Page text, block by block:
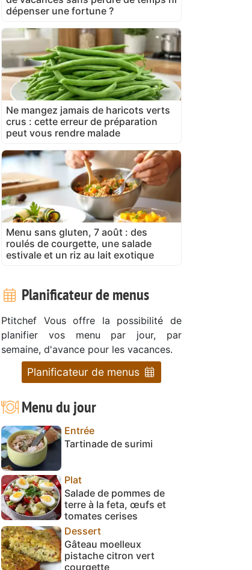
dépenser une fortune ?
Ne mangez jamais de haricots verts
crus : cette erreur de préparation
peut vous rendre malade
Menu sans gluten, 7 août : des
roulés de courgette, une salade
estivale et un riz au lait exotique
Planificateur de menus
Ptitchef Vous offre la possibilité de
planifier vos menu par jour, par
semaine, d'avance pour les vacances.
Planificateur de menus
Menu du jour
Entrée
Tartinade de surimi
Plat
Salade de pommes de
terre à la feta, œufs et
tomates cerises
Dessert
Gâteau moelleux
pistache citron vert
courgette